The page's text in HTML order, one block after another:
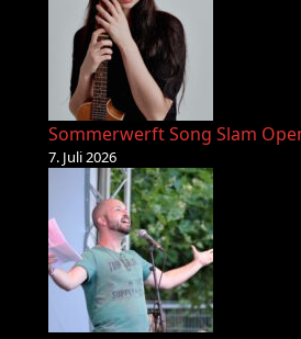
Sommerwerft Song Slam
7. Juli 2026